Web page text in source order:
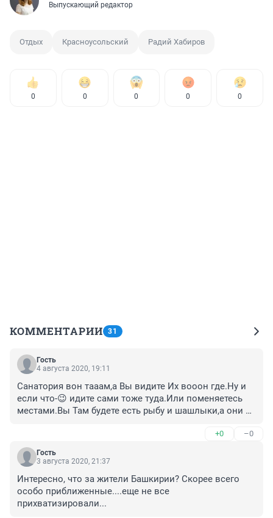
Выпускающий редактор
Отдых Красноусольский Радий Хабиров
0 0 0 0 0
КОММЕНТАРИИ 31
Гость
4 августа 2020, 19:11
Санатория вон тааам,а Вы видите Их вооон где.Ну и
если что-😉 идите сами тоже туда.Или поменяетесь
местами.Вы Там будете есть рыбу и шашлыки,а они
+0 –0
Гость
3 августа 2020, 21:37
Интересно, что за жители Башкирии? Скорее всего
особо приближенные....еще не все
прихватизировали...